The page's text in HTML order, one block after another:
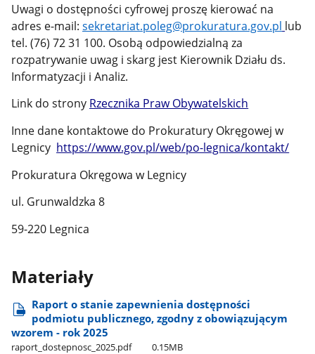
Uwagi o dostępności cyfrowej proszę kierować na
adres e-mail:sekretariat.poleg@prokuratura.gov.pl lub
tel. (76) 72 31 100. Osobą odpowiedzialną za
rozpatrywanie uwag i skarg jest Kierownik Działu ds.
Informatyzacji i Analiz.
Link do strony Rzecznika Praw Obywatelskich
Inne dane kontaktowe do Prokuratury Okręgowej w
Legnicy https://www.gov.pl/web/po-legnica/kontakt/
Prokuratura Okręgowa w Legnicy
ul. Grunwaldzka 8
59-220 Legnica
Materiały
Raport o stanie zapewnienia dostępności
podmiotu publicznego, zgodny z obowiązującym
wzorem - rok 2025
raport​_dostepnosc​_2025.pdf 0.15MB